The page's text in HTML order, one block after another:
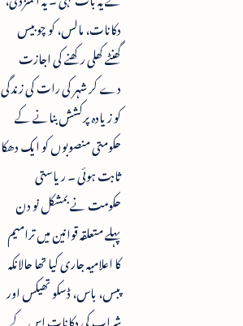
دکانات، مالس، کو چوبیس
گھنٹے کھلی رکھنے کی اجازت
دے کر شہر کی رات کی زندگی
کو زیادہ پرکشش بنانے کے
حکومتی منصوبوں کو ایک دھکا
ثابت ہوئی ۔ ریاستی
حکومت نے بمشکل نو دن
پہلے متعلقہ قوانین میں ترامیم
کا اعلامیہ جاری کیا تھا حالانکہ
پبس، باس، ڈسکو تھیکس اور
شراب کی دکانات اس کے